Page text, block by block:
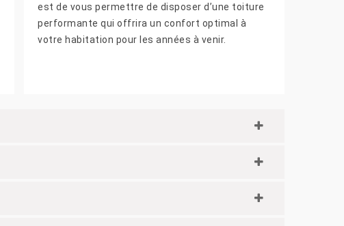
est de vous permettre de disposer d’une toiture
performante qui offrira un confort optimal à
votre habitation pour les années à venir.